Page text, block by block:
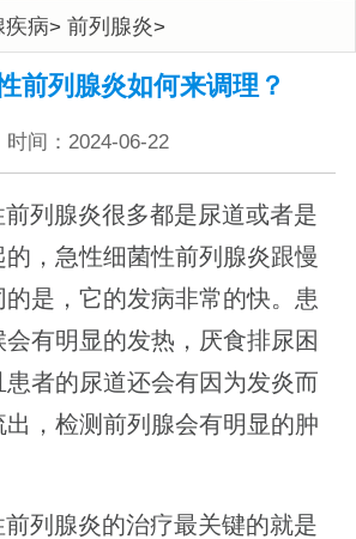
疾病> 前列腺炎>
前列腺炎如何来调理？
时间：2024-06-22
列腺炎很多都是尿道或者是
的，急性细菌性前列腺炎跟慢
是，它的发病非常的快。患
有明显的发热，厌食排尿困
者的尿道还会有因为发炎而
，检测前列腺会有明显的肿
列腺炎的治疗最关键的就是